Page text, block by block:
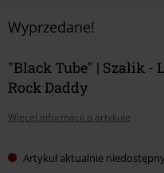
Wyprzedane!
"Black Tube" | Szalik -
Rock Daddy
Więcej informacji o artykule
Artykuł aktualnie